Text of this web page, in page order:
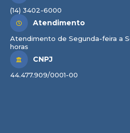
(14) 3402-6000
Atendimento
Atendimento de Segunda-feira a
horas
CNPJ
44.477.909/0001-00